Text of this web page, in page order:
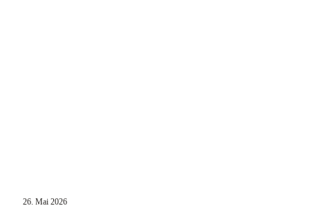
26. Mai 2026